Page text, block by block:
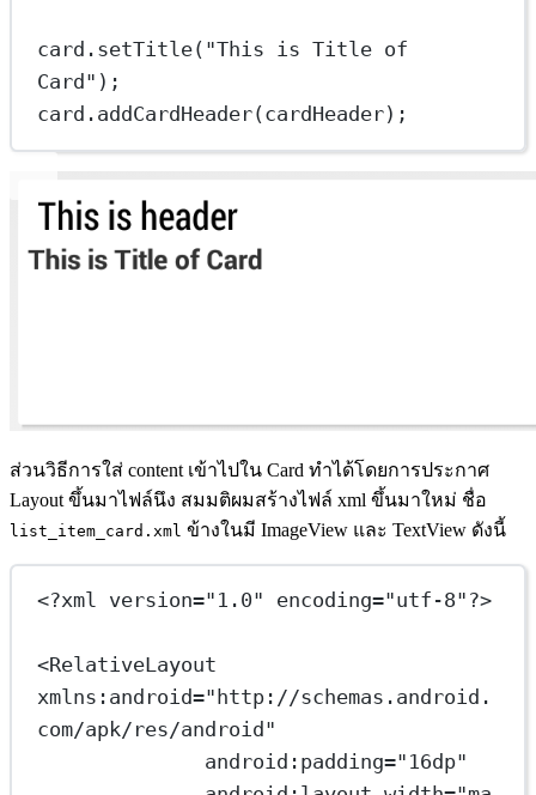
card. setTitle( "This is Title of
Card" );
card. addCardHeader(cardHeader);
ส่วนวิธีการใส่ content เข้าไปใน Card ทำได้โดยการประกาศ
Layout ขึ้นมาไฟล์นึง สมมติผมสร้างไฟล์ xml ขึ้นมาใหม่ ชื่อ
list_item_card.xml ข้างในมี ImageView และ TextView ดังนี้
<?xml version="1.0" encoding="utf-8" ?>
<RelativeLayout
xmlns:android="http://schemas.android.
com/apk/res/android"
android:padding="16dp"